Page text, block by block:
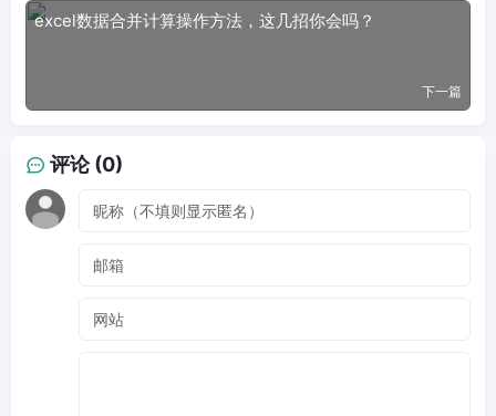
excel数据合并计算操作方法，这几招你会吗？
下一篇
评论 (0)